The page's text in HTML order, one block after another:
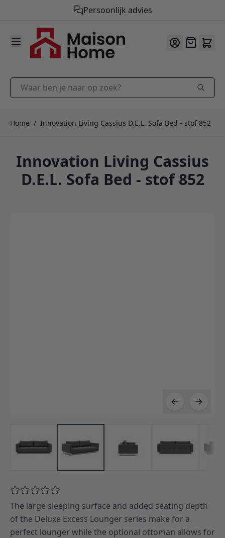
Gratis verzending vanaf €50,-
9.9/10
Ga naar de inhoud
Offerte
Waar ben je naar op zoek?
Home / Innovation Living Cassius D.E.L. Sofa Bed - stof 852
Innovation Living Cassius
D.E.L. Sofa Bed - stof 852
The large sleeping surface and added seating depth
of the Deluxe Excess Lounger series make for a
perfect lounger while the optional ottoman allows for